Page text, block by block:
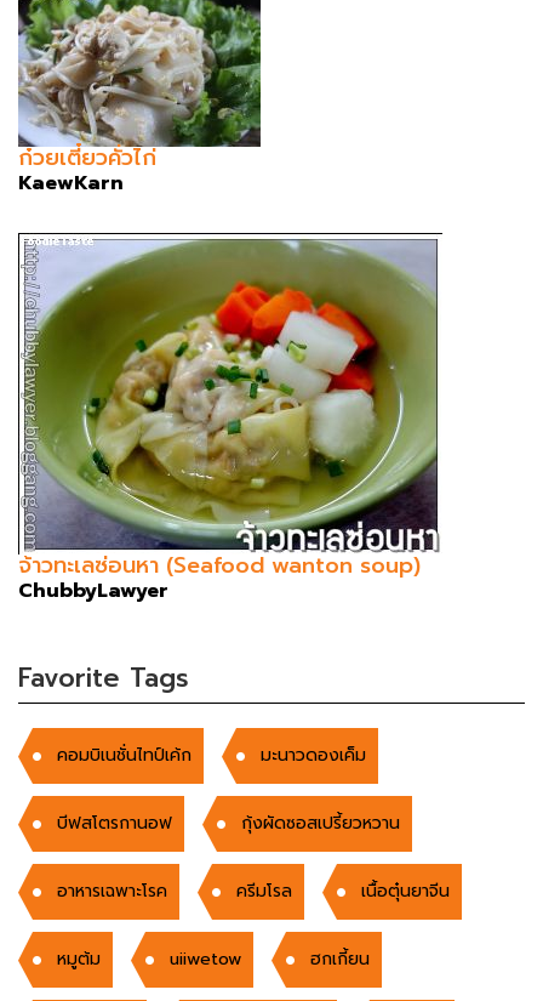
ก๋วยเตี๋ยวคั่วไก่
KaewKarn
จ้าวทะเลซ่อนหา (Seafood wanton soup)
ChubbyLawyer
Favorite Tags
คอมบิเนชั่นไทป์เค้ก มะนาวดองเค็ม
บีฟสโตรกานอฟ กุ้งผัดซอสเปรี้ยวหวาน
อาหารเฉพาะโรค ครีมโรล เนื้อตุ๋นยาจีน
หมูต้ม uiiwetow ฮกเกี้ยน